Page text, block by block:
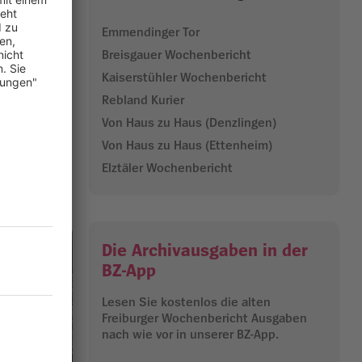
09.10.2025
Emmendinger Tor
Breisgauer Wochenbericht
Kaiserstühler Wochenbericht
Rebland Kurier
Von Haus zu Haus (Denzlingen)
Von Haus zu Haus (Ettenheim)
Elztäler Wochenbericht
Die Archivausgaben in der
BZ-App
Lesen Sie kostenlos die alten
Freiburger Wochenbericht Ausgaben
nach wie vor in unserer BZ-App.